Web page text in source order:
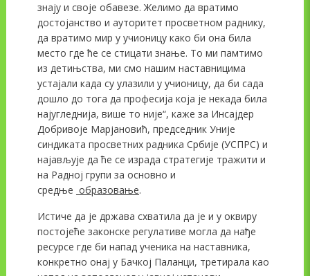
знају и своје обавезе. Желимо да вратимо
достојанство и ауторитет просветном раднику,
да вратимо мир у учионицу како би она била
место где ће се стицати знање. То ми памтимо
из детињства, ми смо нашим наставницима
устајали када су улазили у учионицу, да би сада
дошло до тога да професија која је некада била
најугледнија, више то није“, каже за Инсајдер
Добривоје Марјановић, председник Уније
синдиката просветних радника Србије (УСПРС) и
најављује да ће се израда стратегије тражити и
на Радној групи за основно и
средње образовање.
Истиче да је држава схватила да је и у оквиру
постојеће законске регулативе могла да нађе
ресурсе где би напад ученика на наставника,
конкретно онај у Бачкој Паланци, третирала као